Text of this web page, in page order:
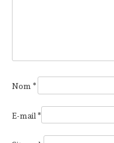
Nom*
E-mail *